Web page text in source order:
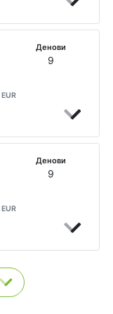
Денови
9
EUR
Денови
9
EUR